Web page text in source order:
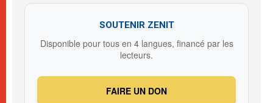
SOUTENIR ZENIT
Disponible pour tous en 4 langues, financé par les
lecteurs.
FAIRE UN DON